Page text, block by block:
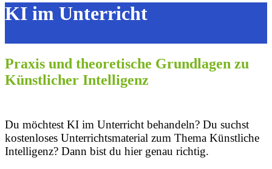
KI im Unterricht
Praxis und theoretische Grundlagen zu
Künstlicher Intelligenz
Du möchtest KI im Unterricht behandeln? Du suchst
kostenloses Unterrichtsmaterial zum Thema Künstliche
Intelligenz? Dann bist du hier genau richtig.